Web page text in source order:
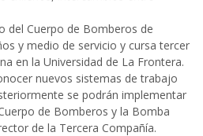
del Cuerpo de Bomberos de
y medio de servicio y cursa tercer
en la Universidad de La Frontera.
nuevos sistemas de trabajo
se podrán implementar
de Bomberos y la Bomba
de la Tercera Compañía.